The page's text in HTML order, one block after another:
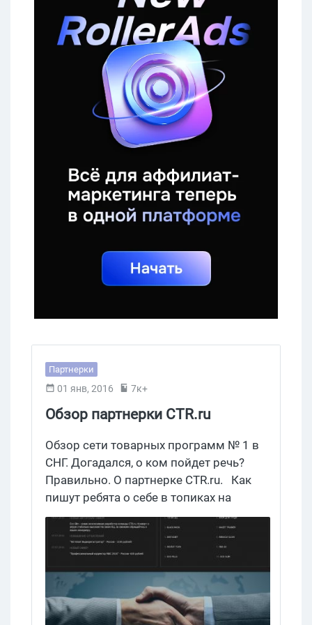
Партнерки
01 янв, 2016 7к+
Обзор партнерки CTR.ru
Обзор сети товарных программ № 1 в
СНГ. Догадался, о ком пойдет речь?
Правильно. О партнерке CTR.ru. Как
пишут ребята о себе в топиках на
арбитражных форумах, это именно они
в свое время «придумали и
реализовали запуск топовых товарных
Крем PowerLife, Крем Beauty Line и
многие другие». Теперь эта инфа с
успехом кочует из одной статьи про